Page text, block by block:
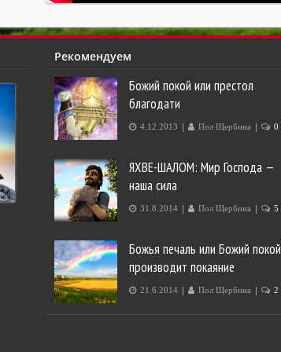
Рекомендуем
Божий покой или престол
благодати
4.12.2013 | Пол Щербина | 0
ЯХВЕ-ШАЛОМ: Мир Господа —
наша сила
31.8.2014 | Пол Щербина | 5
Божья печаль или Божий покой
производит покаяние
21.6.2014 | Пол Щербина | 2